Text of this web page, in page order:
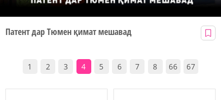
Патент дар Тюмен қимат мешавад
1 2 3 4 5 6 7 8 66 67